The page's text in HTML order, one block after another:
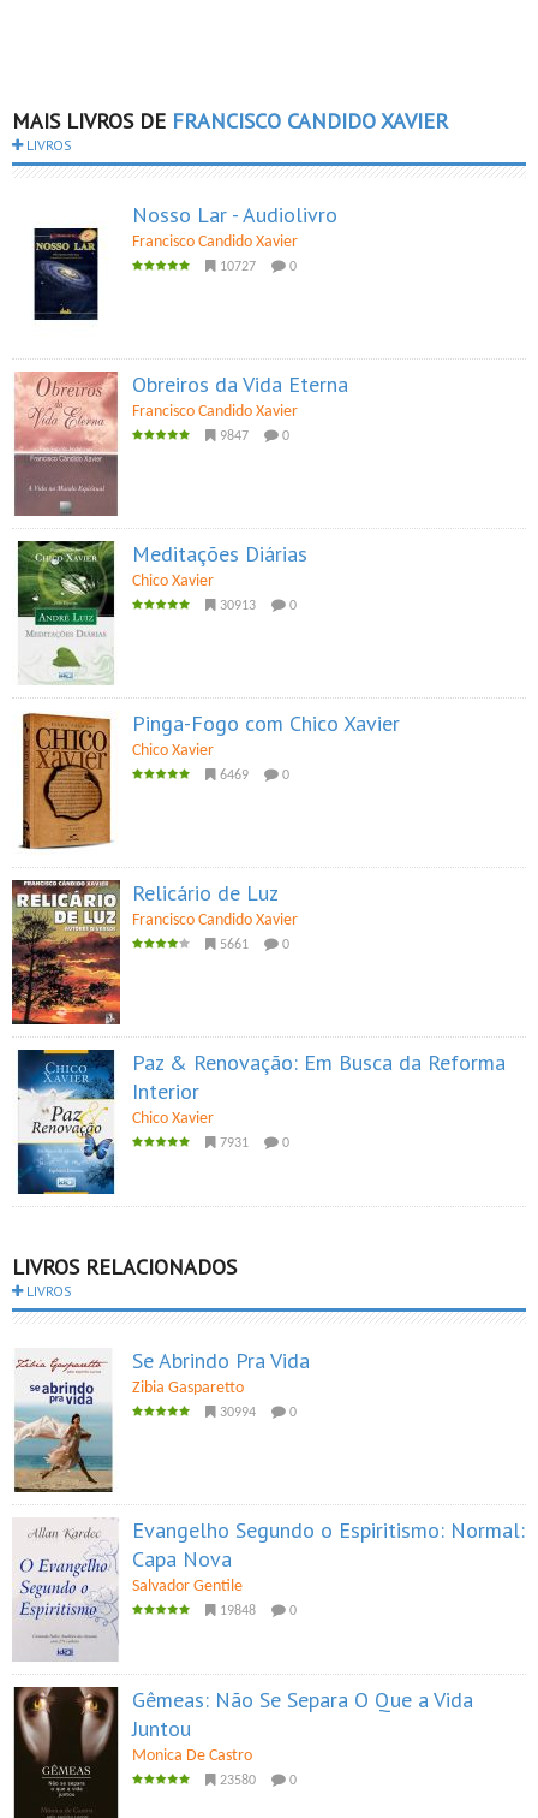
MAIS LIVROS DE FRANCISCO CANDIDO XAVIER
LIVROS
Nosso Lar - Audiolivro
Francisco Candido Xavier
10727 0
Obreiros da Vida Eterna
Francisco Candido Xavier
9847 0
Meditações Diárias
Chico Xavier
30913 0
Pinga-Fogo com Chico Xavier
Chico Xavier
6469 0
Relicário de Luz
Francisco Candido Xavier
5661 0
Paz & Renovação: Em Busca da Reforma
Interior
Chico Xavier
7931 0
LIVROS RELACIONADOS
LIVROS
Se Abrindo Pra Vida
Zibia Gasparetto
30994 0
Evangelho Segundo o Espiritismo: Normal:
Capa Nova
Salvador Gentile
19848 0
Gêmeas: Não Se Separa O Que a Vida
Juntou
Monica De Castro
23580 0